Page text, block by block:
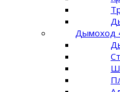
Дымоход